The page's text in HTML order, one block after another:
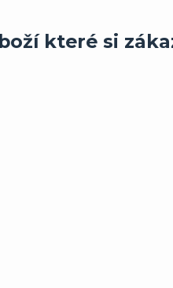
které si